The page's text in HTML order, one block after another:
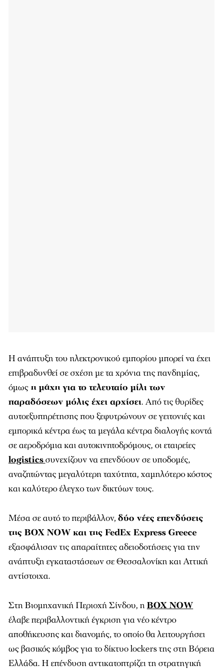
Η ανάπτυξη του ηλεκτρονικού εμπορίου μπορεί να έχει
επιβραδυνθεί σε σχέση με τα χρόνια της πανδημίας,
όμως η μάχη για το τελευταίο μίλι των
παραδόσεων μόλις έχει αρχίσει. Από τις θυρίδες
αυτοεξυπηρέτησης που ξεφυτρώνουν σε γειτονιές και
εμπορικά κέντρα έως τα μεγάλα κέντρα διαλογής κοντά
σε αεροδρόμια και αυτοκινητοδρόμους, οι εταιρείες
logisticsσυνεχίζουν να επενδύουν σε υποδομές,
αναζητώντας μεγαλύτερη ταχύτητα, χαμηλότερο κόστος
και καλύτερο έλεγχο των δικτύων τους.
Μέσα σε αυτό το περιβάλλον, δύο νέες επενδύσεις
της BOX NOW και της FedEx Express Greece
εξασφάλισαν τις απαραίτητες αδειοδοτήσεις για την
ανάπτυξη εγκαταστάσεων σε Θεσσαλονίκη και Αττική
αντίστοιχα.
Στη Βιομηχανική Περιοχή Σίνδου, ηBOX NOW
έλαβε περιβαλλοντική έγκριση για νέο κέντρο
αποθήκευσης και διανομής, το οποίο θα λειτουργήσει
ως βασικός κόμβος για το δίκτυο lockers της στη Βόρεια
Ελλάδα. Η επένδυση αντικατοπτρίζει τη στρατηγική